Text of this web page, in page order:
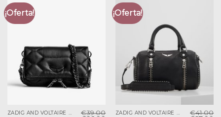
¡Oferta!
€39.00
¡Oferta!
€41.00